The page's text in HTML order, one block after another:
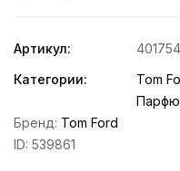
Артикул:
Категории:
Tom
Бренд: Tom Ford
ID: 539861